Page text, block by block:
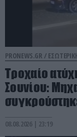
PRONEWS.GR /
Τροχαίο
Σουνίου:
08.08.2026 | 23:19